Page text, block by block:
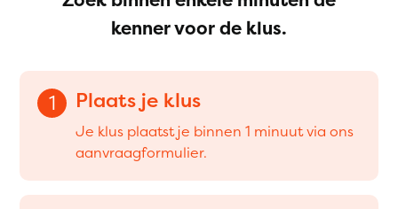
kenner voor de klus.
1 Plaats je klus
Je klus plaatst je binnen 1 minuut via ons
aanvraagformulier.